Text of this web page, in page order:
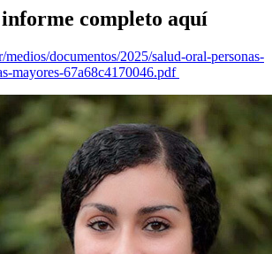
completo aquí
documentos/2025/salud-oral-personas-
mayores-67a68c4170046.pdf